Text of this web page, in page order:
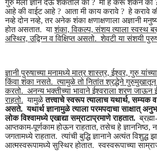
गुरु मला ज्ञान देऊ शकतील का ? मी हे करू शकेन का ?
आहे की वाईट आहे ? आता मी काय करावे ? हे करावे
नव्हे दोन नव्हे, तर अनेक शंका क्षणाक्षणाला अज्ञानी
होत असतात. याशंका, विकल्प, संशय त्याला स्वस्थ
अस्थिर, उद्विग्न व विक्षिप्त असतो. शेवटी या संशयी
ज्ञानी पुरुषाच्या मनामध्ये मात्र शास्त्र, ईश्वर, गुरु
किंवा शंका नसते. त्यामुळे तो नितांत श्रद्धेने
करतो. अनन्य भक्तीच्या भावाने ईश्वराला शरण जाऊन
राहतो. यामुळेतत्त्वाचे स्वरूप त्यालाच यथार्थ,
असते. यथार्थ ज्ञानामुळे त्याला परमपदाचा साक्षात्
लोक विश्वामध्ये एखाद्या सम्राटाप्रमाणे राहतात.
आप्तकाम-पूर्णकाम होऊन राहतात, तसेच हे ज्ञाननिष्ठ,
जगतामध्ये राहतात. त्यांची बुद्धि ज्ञानाने अत्यंत विशुद्ध
आत्मस्वरूपामध्ये सुस्थिर होतात. स्वस्वरूपाच्या